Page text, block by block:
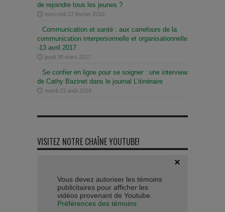
de rejoindre tous les jeunes ?
mercredi 17 février 2010
Communication et santé : aux carrefours de la
communication interpersonnelle et organisationnelle
-13 avril 2017
jeudi 30 mars 2017
Se confier en ligne pour se soigner : une interview
de Cathy Bazinet dans le journal L’itinéraire
mardi 23 août 2016
VISITEZ NOTRE CHAÎNE YOUTUBE!
Vous devez autoriser les témoins
publicitaires pour afficher les
vidéos provenant de Youtube.
Préférences des témoins